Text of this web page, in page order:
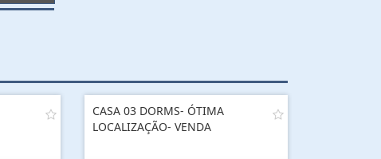
CASA 03 DORMS- ÓTIMA
LOCALIZAÇÃO- VENDA